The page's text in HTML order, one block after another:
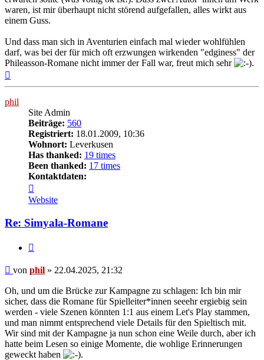
waren, ist mir überhaupt nicht störend aufgefallen, alles wirkt aus
einem Guss.
Und dass man sich in Aventurien einfach mal wieder wohlfühlen
darf, was bei der für mich oft erzwungen wirkenden "edginess" der
Phileasson-Romane nicht immer der Fall war, freut mich sehr
.
phil
Site Admin
Beiträge: 560
Registriert: 18.01.2009, 10:36
Wohnort: Leverkusen
Has thanked: 19 times
Been thanked: 17 times
Kontaktdaten:
von
phil
Website
Re: Simyala-Romane
Beitrag
von phil » 22.04.2025, 21:32
Oh, und um die Brücke zur Kampagne zu schlagen: Ich bin mir
sicher, dass die Romane für Spielleiter*innen seeehr ergiebig sein
werden - viele Szenen könnten 1:1 aus einem Let's Play stammen,
und man nimmt entsprechend viele Details für den Spieltisch mit.
Wir sind mit der Kampagne ja nun schon eine Weile durch, aber ich
hatte beim Lesen so einige Momente, die wohlige Erinnerungen
geweckt haben
.